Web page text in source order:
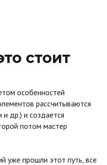
стоит
особенностей
рассчитываются
и др.) и создается
потом мастер
уже прошли этот путь, все